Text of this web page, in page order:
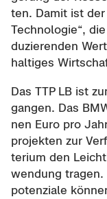
ten. Damit ist der
Technologie“,
du­zie­ren­den
hal­ti­ges
Das TTP LB ist
gan­gen. Das
nen Euro pro
pro­jek­ten zur
te­ri­um den
wen­dung
po­ten­zia­le